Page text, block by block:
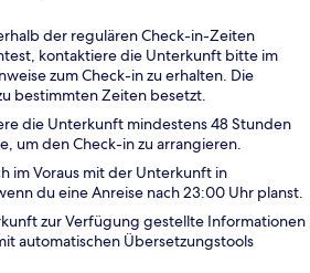
der regulären Check-in-Zeiten
kontaktiere die Unterkunft bitte im
zum Check-in zu erhalten. Die
bestimmten Zeiten besetzt.
die Unterkunft mindestens 48 Stunden
um den Check-in zu arrangieren.
im Voraus mit der Unterkunft in
du eine Anreise nach 23:00 Uhr planst.
zur Verfügung gestellte Informationen
automatischen Übersetzungstools